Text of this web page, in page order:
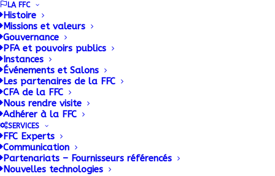
LA FFC
Histoire
Missions et valeurs
Gouvernance
PFA et pouvoirs publics
Instances
Événements et Salons
Les partenaires de la FFC
CFA de la FFC
Nous rendre visite
Adhérer à la FFC
SERVICES
FFC Experts
Communication
Partenariats – Fournisseurs référencés
Nouvelles technologies
3M permet de
vraiment
personnaliser son
véhicule
19 OCTOBRE 2015 | BYADMIN